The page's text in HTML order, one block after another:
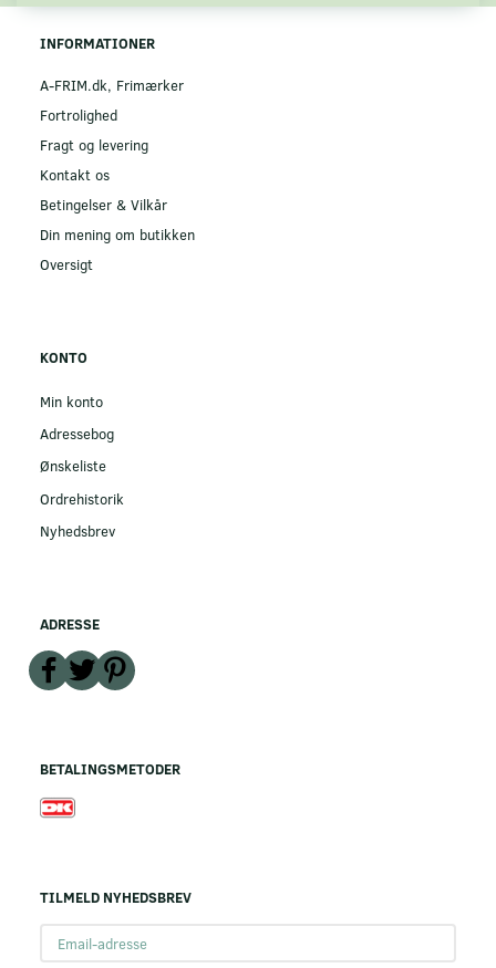
INFORMATIONER
A-FRIM.dk, Frimærker
Fortrolighed
Fragt og levering
Kontakt os
Betingelser & Vilkår
Din mening om butikken
Oversigt
KONTO
Min konto
Adressebog
Ønskeliste
Ordrehistorik
Nyhedsbrev
ADRESSE
BETALINGSMETODER
TILMELD NYHEDSBREV
adresse